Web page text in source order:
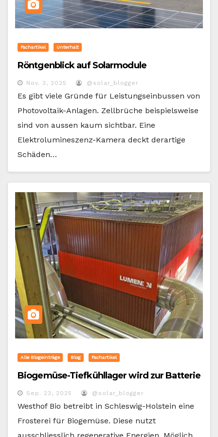
Fachartikel Unterhalt
Röntgenblick auf Solarmodule
Nov. 3, 2025 @solar_blogger
Es gibt viele Gründe für Leistungseinbussen von
Photovoltaik-Anlagen. Zellbrüche beispielsweise
sind von aussen kaum sichtbar. Eine
Elektrolumineszenz-Kamera deckt derartige
Schäden…
Alle Blogeinträge Blog Fachartikel
Biogemüse-Tiefkühllager wird zur Batterie
Sep. 23, 2025 @solar_blogger
Westhof Bio betreibt in Schleswig-Holstein eine
Frosterei für Biogemüse. Diese nutzt